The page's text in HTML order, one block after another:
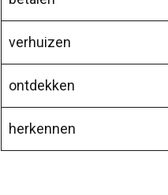
verhuizen
ontdekken
herkennen